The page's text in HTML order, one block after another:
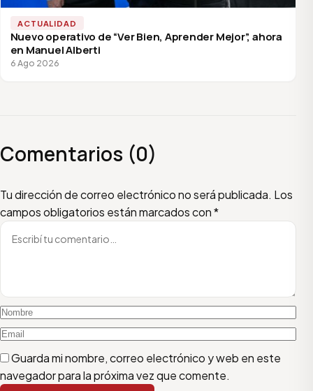
ACTUALIDAD
Nuevo operativo de “Ver Bien, Aprender Mejor”, ahora
en Manuel Alberti
6 Ago 2026
Comentarios (0)
Tu dirección de correo electrónico no será publicada. Los
campos obligatorios están marcados con*
Escribí tu comentario
Nombre
Email
Guarda mi nombre, correo electrónico y web en este
navegador para la próxima vez que comente.